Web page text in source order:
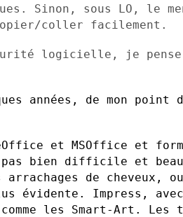
Sinon, sous LO, le
coller facilement.
logicielle, je
années, de mon point
et MSOffice et
bien difficile et
de cheveux,
évidente. Impress,
les Smart-Art. Les